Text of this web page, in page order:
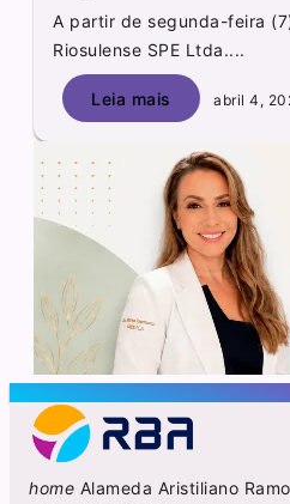
A partir de segunda-feira
Riosulense SPE Ltda....
Leia mais abril 4,
home Alameda Aristiliano